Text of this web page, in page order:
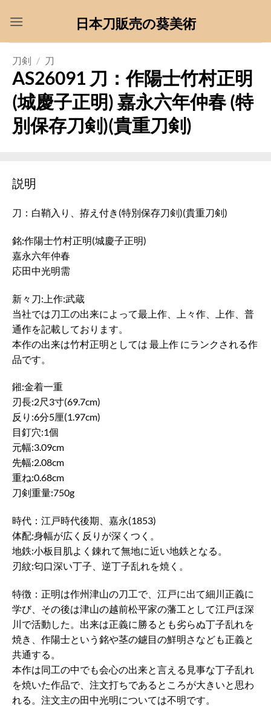
日本刀販売の葵美術
刀剣 / 刀
AS26091 刀：作陽士竹村正明
(城慶子正明) 嘉永六年仲春 (特
別保存刀剣)(貴重刀剣)
説明
刀：白鞘入り、拵え付き(特別保存刀剣)(貴重刀剣)
銘:作陽士竹村正明(城慶子正明)
嘉永六年仲春
応田中光明需
新々刀:上作:武蔵
当社では刀工の出来によって最上作、上々作、上作、普
通作を記載しております。
本作の出来は竹村正明としては 最上作 にランクされる作
品です。
鎺:金着一重
刃長:2尺3寸(69.7cm)
反り:6分5厘(1.97cm)
目釘穴:1個
元幅:3.09cm
先幅:2.08cm
重ね:0.68cm
刀剣重量:750g
時代：江戸時代後期、嘉永(1853)
体配:身幅が広く反りが深くつく。
地鉄:小板目肌よく錬れて無地に近い地鉄となる。
刃紋:匂口深い丁子、逆丁子乱れを焼く。
特徴：正明は作州津山の刀工で、江戸に出て細川正義に
学び、その後は津山の越前松平家の藩工として江戸ほ深
川で活動した。出来は正義に勝るとも劣らぬ丁子乱れを
焼き、作陽士という銘や茎の鑢目の鮮明さなども正義と
共通する。
本作は同工の中でも会心の出来と言える見事な丁子乱れ
を焼いた作品で、注文打ちであるところが大きいと思わ
れる。注文主の田中光明については不明です。